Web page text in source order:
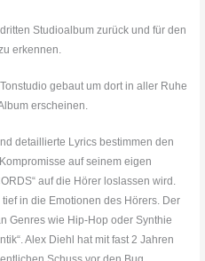
Studioalbum zurück und für den
erkennen.
gebaut um dort in aller Ruhe
erscheinen.
detaillierte Lyrics bestimmen den
auf seinem eigen
auf die Hörer loslassen wird.
in die Emotionen des Hörers. Der
Genres wie Hip-Hop oder Synthie
Alex Diehl hat mit fast 2 Jahren